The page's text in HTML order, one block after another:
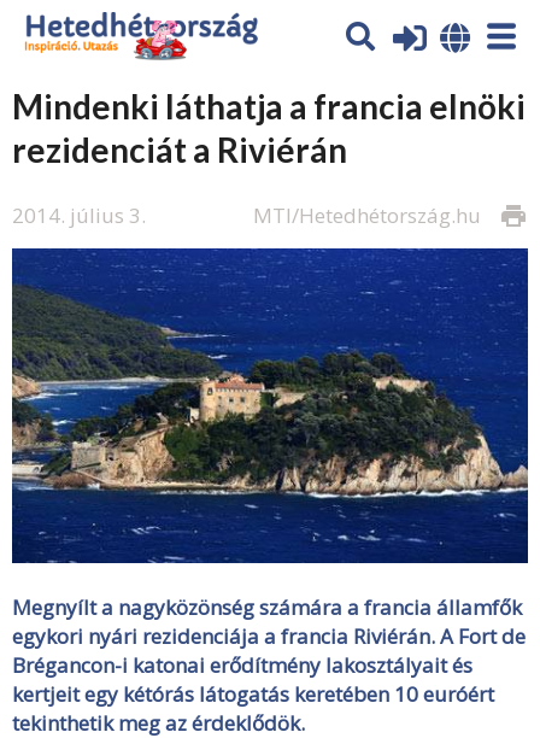
Mindenki láthatja a francia elnöki
rezidenciát a Riviérán
2014. július 3. print
MTI/Hetedhétország.hu
Megnyílt a nagyközönség számára a francia államfők
egykori nyári rezidenciája a francia Riviérán. A Fort de
Brégancon-i katonai erődítmény lakosztályait és
kertjeit egy kétórás látogatás keretében 10 euróért
tekinthetik meg az érdeklődök.